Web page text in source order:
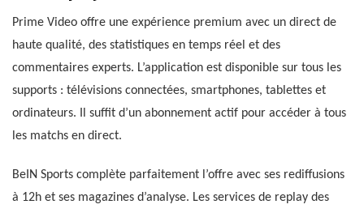
Prime Video offre une expérience premium avec un direct de
haute qualité, des statistiques en temps réel et des
commentaires experts. L’application est disponible sur tous les
supports : télévisions connectées, smartphones, tablettes et
ordinateurs. Il suffit d’un abonnement actif pour accéder à tous
les matchs en direct.
BeIN Sports complète parfaitement l’offre avec ses rediffusions
à 12h et ses magazines d’analyse. Les services de replay des